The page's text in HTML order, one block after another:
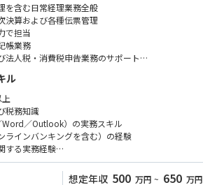
を含む日常経理業務全般
決算および各種伝票管理
で担当
帳業務
法人税・消費税申告業務のサポート
続きなどその他関連業務
duties, such as Account Payable and Account
month-end closing, receipt and vouchers;
departments
accounts independently.
with annual audits and tax/consumption tax filings
ル
上
税務知識
Word／Outlook）の実務スキル
ラインバンキングを含む）の経験
する実務経験
語/中国語は必須ではございません。
想定年収 500 万円 ~ 650 万円